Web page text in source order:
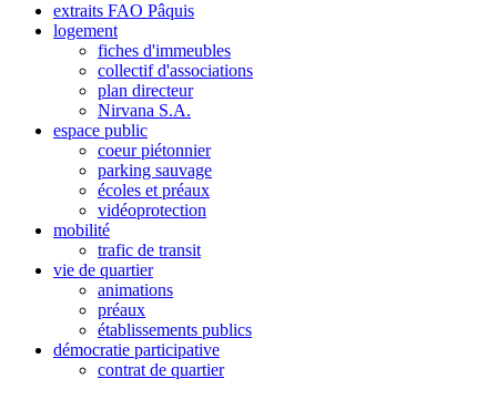
extraits FAO Pâquis
logement
fiches d'immeubles
collectif d'associations
plan directeur
Nirvana S.A.
espace public
coeur piétonnier
parking sauvage
écoles et préaux
vidéoprotection
mobilité
trafic de transit
vie de quartier
animations
préaux
établissements publics
démocratie participative
contrat de quartier